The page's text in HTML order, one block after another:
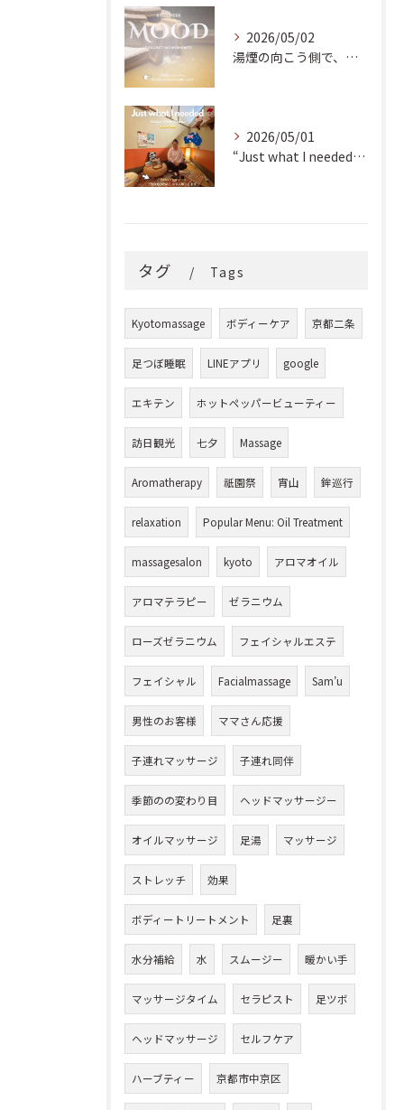
2026/05/02
湯煙の向こう側で、魂の輪郭を整える。
2026/05/01
“Just what I needed!” ✨
タグ Tags
Kyotomassage ボディーケア 京都二条
足つぼ睡眠 LINEアプリ google
エキテン ホットペッパービューティー
訪日観光 七夕 Massage
Aromatherapy 祇園祭 宵山 鉾巡行
relaxation Popular Menu: Oil Treatment
massagesalon kyoto アロマオイル
アロマテラピー ゼラニウム
ローズゼラニウム フェイシャルエステ
フェイシャル Facialmassage Sam’u
男性のお客様 ママさん応援
子連れマッサージ 子連れ同伴
季節のの変わり目 ヘッドマッサージー
オイルマッサージ 足湯 マッサージ
ストレッチ 効果
ボディートリートメント 足裏
水分補給 水 スムージー 暖かい手
マッサージタイム セラピスト 足ツボ
ヘッドマッサージ セルフケア
ハーブティー 京都市中京区